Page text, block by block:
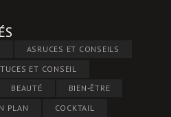
ASRUCES ET CONSEILS
ET CONSEIL
BEAUTÉ
BIEN-ÊTRE
PLAN
COCKTAIL